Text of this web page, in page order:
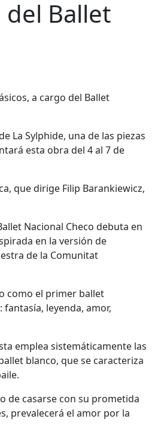
del Ballet
La Sylphide, una de las piezas
esta obra del 4 al 7 de
que dirige Filip Barankiewicz,
Nacional Checo debuta en
en la versión de
de la Comunitat
como el primer ballet
leyenda, amor,
emplea sistemáticamente las
blanco, que se caracteriza
de casarse con su prometida
prevalecerá el amor por la